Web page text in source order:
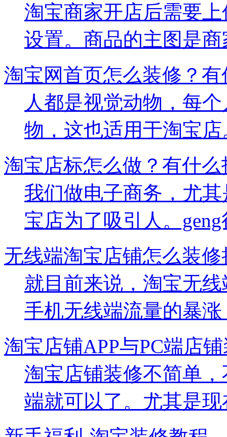
淘宝商家开店后需要
设置。商品的主图是
淘宝网首页怎么装修？
人都是视觉动物，每
物，这也适用于淘宝
淘宝店标怎么做？有什么
我们做电子商务，尤
宝店为了吸引人。
无线端淘宝店铺怎么装
就目前来说，淘宝无
手机无线端流量的暴
淘宝店铺APP与PC端店
淘宝店铺装修不简单
端就可以了。尤其是